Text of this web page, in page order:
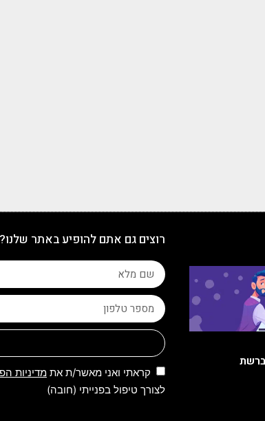
רוצים גם אתם להופיע באתר
קראתי ואני מאשר/ת את מדיניות
לצורך טיפול בפנייתי (חובה)